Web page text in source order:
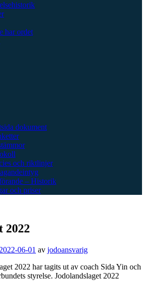
har ordet
dokument
och riktlinjer
– Historik
och priser
2022
2022-06-01 av jodoansvarig
2022 har tagits ut av coach Sida Yin och
styrelse. Jodolandslaget 2022